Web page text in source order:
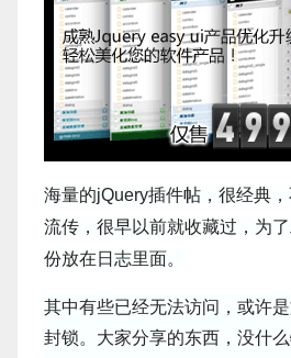
海量的jQuery插件帖，很经典
流传，很早以前就收藏过，为
份放在日志里面。
其中有些已经无法访问，或许
封锁。大家分享的东西，没什